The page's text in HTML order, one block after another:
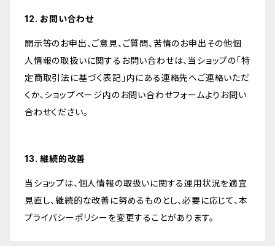
12. お問い合わせ
開示等のお申出、ご意見、ご質問、苦情のお申出その他個
人情報の取扱いに関するお問い合わせは、当ショップの「特
定商取引法に基づく表記」内にある連絡先へご連絡いただ
くか、ショップページ内のお問い合わせフォームよりお問い
合わせください。
13. 継続的改善
当ショップは、個人情報の取扱いに関する運用状況を適宜
見直し、継続的な改善に努めるものとし、必要に応じて、本
プライバシーポリシーを変更することがあります。